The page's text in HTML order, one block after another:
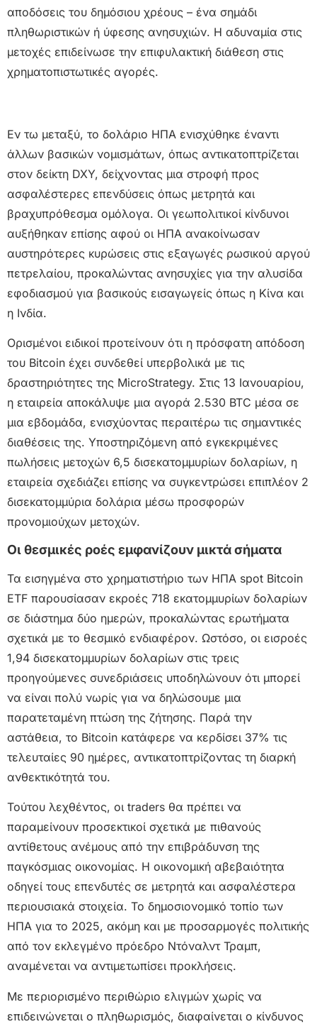
αποδόσεις του δημόσιου χρέους – ένα σημάδι
πληθωριστικών ή ύφεσης ανησυχιών. Η αδυναμία στις
μετοχές επιδείνωσε την επιφυλακτική διάθεση στις
χρηματοπιστωτικές αγορές.
Εν τω μεταξύ, το δολάριο ΗΠΑ ενισχύθηκε έναντι
άλλων βασικών νομισμάτων, όπως αντικατοπτρίζεται
στον δείκτη DXY, δείχνοντας μια στροφή προς
ασφαλέστερες επενδύσεις όπως μετρητά και
βραχυπρόθεσμα ομόλογα. Οι γεωπολιτικοί κίνδυνοι
αυξήθηκαν επίσης αφού οι ΗΠΑ ανακοίνωσαν
αυστηρότερες κυρώσεις στις εξαγωγές ρωσικού αργού
πετρελαίου, προκαλώντας ανησυχίες για την αλυσίδα
εφοδιασμού για βασικούς εισαγωγείς όπως η Κίνα και
η Ινδία.
Ορισμένοι ειδικοί προτείνουν ότι η πρόσφατη απόδοση
του Bitcoin έχει συνδεθεί υπερβολικά με τις
δραστηριότητες της MicroStrategy. Στις 13 Ιανουαρίου,
η εταιρεία αποκάλυψε μια αγορά 2.530 BTC μέσα σε
μια εβδομάδα, ενισχύοντας περαιτέρω τις σημαντικές
διαθέσεις της. Υποστηριζόμενη από εγκεκριμένες
πωλήσεις μετοχών 6,5 δισεκατομμυρίων δολαρίων, η
εταιρεία σχεδιάζει επίσης να συγκεντρώσει επιπλέον 2
δισεκατομμύρια δολάρια μέσω προσφορών
προνομιούχων μετοχών.
Οι θεσμικές ροές εμφανίζουν μικτά σήματα
Τα εισηγμένα στο χρηματιστήριο των ΗΠΑ spot Bitcoin
ETF παρουσίασαν εκροές 718 εκατομμυρίων δολαρίων
σε διάστημα δύο ημερών, προκαλώντας ερωτήματα
σχετικά με το θεσμικό ενδιαφέρον. Ωστόσο, οι εισροές
1,94 δισεκατομμυρίων δολαρίων στις τρεις
προηγούμενες συνεδριάσεις υποδηλώνουν ότι μπορεί
να είναι πολύ νωρίς για να δηλώσουμε μια
παρατεταμένη πτώση της ζήτησης. Παρά την
αστάθεια, το Bitcoin κατάφερε να κερδίσει 37% τις
τελευταίες 90 ημέρες, αντικατοπτρίζοντας τη διαρκή
ανθεκτικότητά του.
Τούτου λεχθέντος, οι traders θα πρέπει να
παραμείνουν προσεκτικοί σχετικά με πιθανούς
αντίθετους ανέμους από την επιβράδυνση της
παγκόσμιας οικονομίας. Η οικονομική αβεβαιότητα
οδηγεί τους επενδυτές σε μετρητά και ασφαλέστερα
περιουσιακά στοιχεία. Το δημοσιονομικό τοπίο των
ΗΠΑ για το 2025, ακόμη και με προσαρμογές πολιτικής
από τον εκλεγμένο πρόεδρο Ντόναλντ Τραμπ,
αναμένεται να αντιμετωπίσει προκλήσεις.
Με περιορισμένο περιθώριο ελιγμών χωρίς να
επιδεινώνεται ο πληθωρισμός, διαφαίνεται ο κίνδυνος